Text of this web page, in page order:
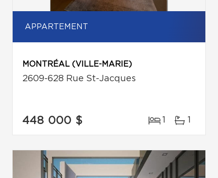
APPARTEMENT
MONTRÉAL (VILLE-MARIE)
2609-628 Rue St-Jacques
448 000 $ 1 1